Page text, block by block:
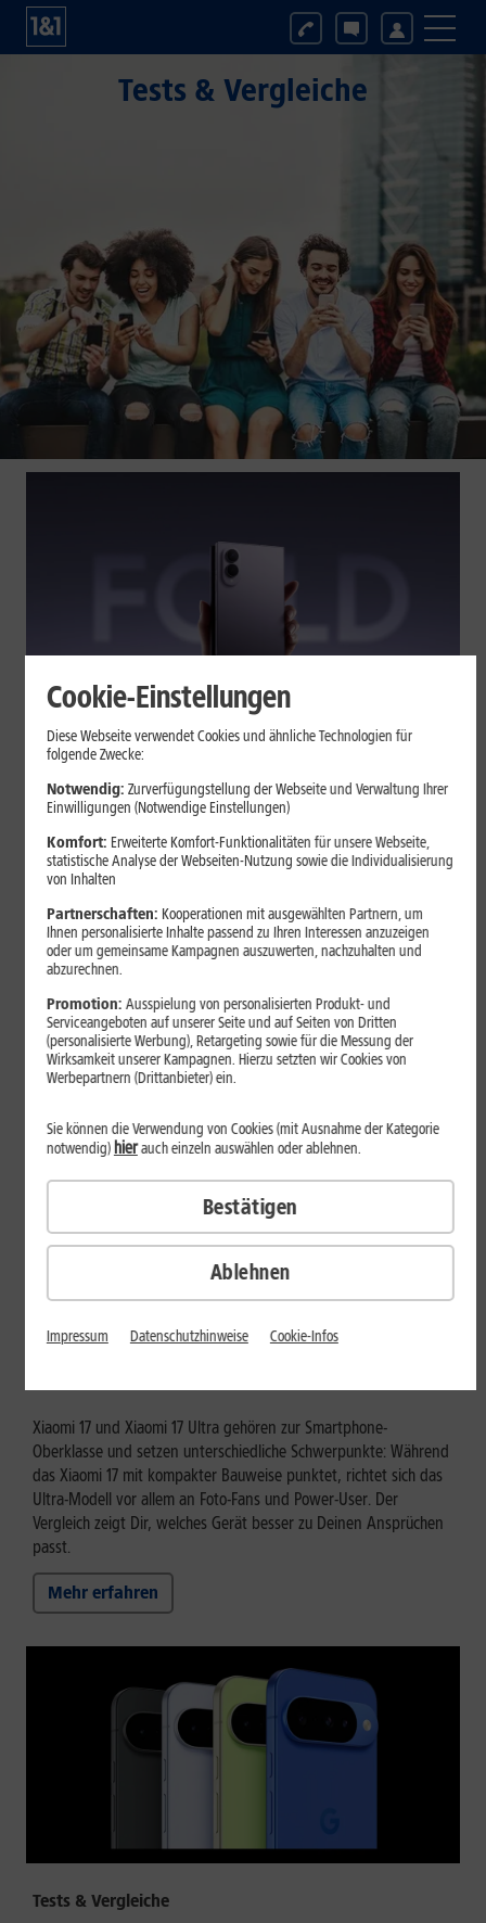
Tests & Vergleiche
Tests & Vergleiche
Galaxy Z Fold7 oder Fold8: Was
sich beim neuen Foldable geändert
Kompakteres Format, neuer Chip, größerer Akku: Das Galaxy Z
Fold8 setzt andere Schwerpunkte als sein Vorgänger. Wir
zeigen, was Samsung verändert hat, welche Neuerungen im
Alltag zählen und wo das Fold7 Vorteile behält.
Mehr erfahren
Tests & Vergleiche
Xiaomi 17 vs. Xiaomi 17 Ultra: Für
Xiaomi 17 und Xiaomi 17 Ultra gehören zur Smartphone-
Oberklasse und setzen unterschiedliche Schwerpunkte: Während
das Xiaomi 17 mit kompakter Bauweise punktet, richtet sich das
Ultra-Modell vor allem an Foto-Fans und Power-User. Der
Vergleich zeigt Dir, welches Gerät besser zu Deinen Ansprüchen
passt.
Mehr erfahren
Tests & Vergleiche
Cookie-Einstellungen
Diese Webseite verwendet Cookies und ähnliche Technologien für
folgende Zwecke:
Notwendig: Zurverfügungstellung der Webseite und Verwaltung Ihrer
Einwilligungen (Notwendige Einstellungen)
Komfort: Erweiterte Komfort-Funktionalitäten für unsere Webseite,
statistische Analyse der Webseiten-Nutzung sowie die Individualisierung
von Inhalten
Partnerschaften: Kooperationen mit ausgewählten Partnern, um
Ihnen personalisierte Inhalte passend zu Ihren Interessen anzuzeigen
oder um gemeinsame Kampagnen auszuwerten, nachzuhalten und
abzurechnen.
Promotion: Ausspielung von personalisierten Produkt- und
Serviceangeboten auf unserer Seite und auf Seiten von Dritten
(personalisierte Werbung), Retargeting sowie für die Messung der
Wirksamkeit unserer Kampagnen. Hierzu setzten wir Cookies von
Werbepartnern (Drittanbieter) ein.
Ablehnen
Sie können die Verwendung von Cookies (mit Ausnahme der Kategorie
notwendig) hierauch einzeln auswählen oder ablehnen.
Bestätigen
Impressum Datenschutzhinweise Cookie-Infos